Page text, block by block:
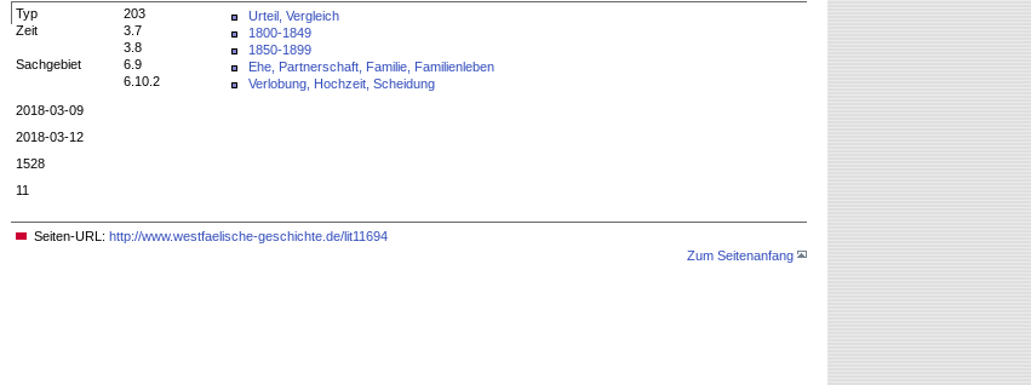
Typ 203
Urteil, Vergleich
Zeit
3.7
1800-1849
3.8
1850-1899
Sachgebiet
6.9
Ehe, Partnerschaft, Familie, Familienleben
6.10.2
Verlobung, Hochzeit, Scheidung
2018-03-09
2018-03-12
1528
11
Seiten-URL: http://www.westfaelische-geschichte.de/lit11694
Zum Seitenanfang